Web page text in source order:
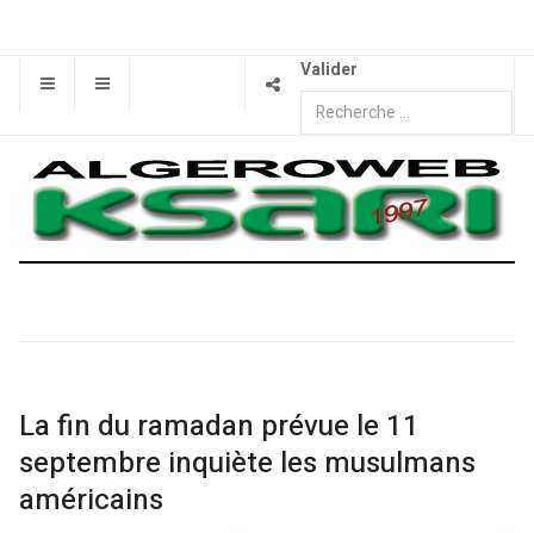
Valider
La fin du ramadan prévue le 11
septembre inquiète les musulmans
américains